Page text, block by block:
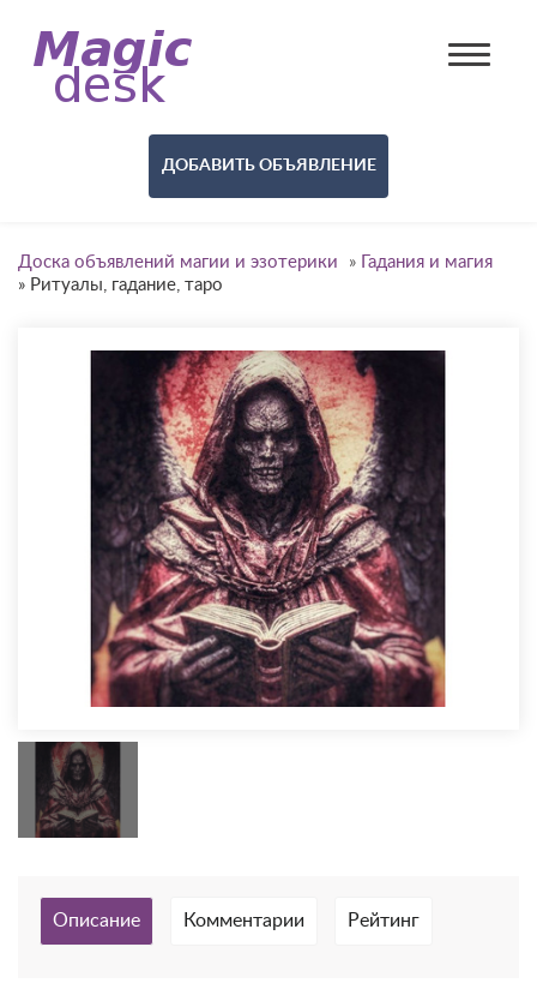
ДОБАВИТЬ ОБЪЯВЛЕНИЕ
Доска объявлений магии и эзотерики »
Гадания и магия
» Ритуалы, гадание, таро
Описание Комментарии Рейтинг